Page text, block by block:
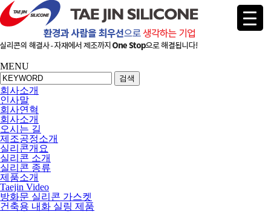
MENU
검색
회사소개
인사말
회사연혁
회사소개
오시는 길
제조공정소개
실리콘개요
실리콘 소개
실리콘 종류
제품소개
Taejin Video
방화문 실리콘 가스켓
건축용 내화 실링 제품